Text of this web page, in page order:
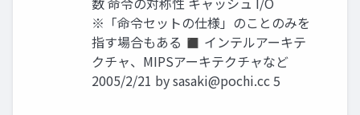
※「命令セットの仕様」のことのみを
指す場合もある ◼ インテルアーキテ
クチャ、MIPSアーキテクチャなど
2005/2/21 bysasaki@pochi.cc5